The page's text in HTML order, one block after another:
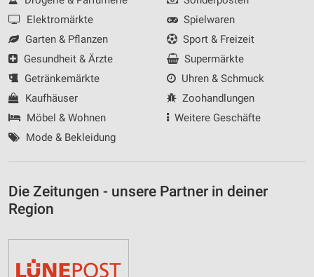
Elektromärkte
Garten & Pflanzen
Gesundheit & Ärzte
Getränkemärkte
Kaufhäuser
Möbel & Wohnen
Mode & Bekleidung
Spielwaren
Sport & Freizeit
Supermärkte
Uhren & Schmuck
Zoohandlungen
Weitere Geschäfte
Die Zeitungen - unsere Partner in deiner
Region